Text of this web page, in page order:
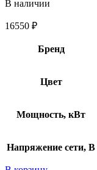
В наличии
16550 ₽
Бренд
Цвет
Мощность, кВт
Напряжение сети, В